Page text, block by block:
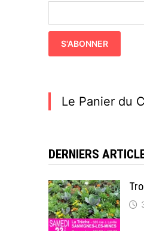
Le Panier du
DERNIERS